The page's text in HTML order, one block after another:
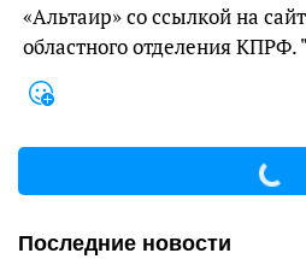
«Альтаир» со ссылкой на
областного отделения
Последние новости